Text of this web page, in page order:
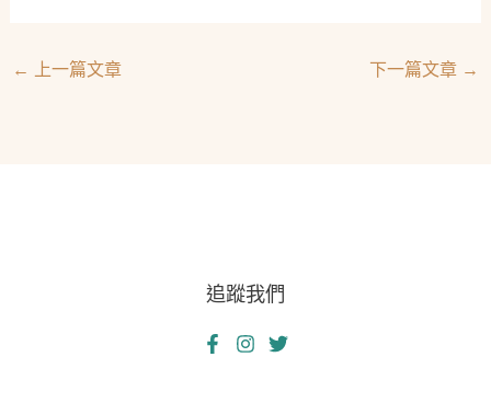
← 上一篇文章 下一篇文章 →
追蹤我們